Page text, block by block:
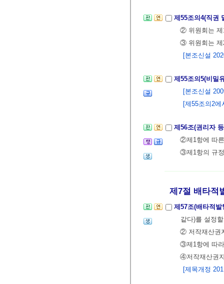
제55조의4(직권
② 위원회는 제
③ 위원회는 제
[본조신설
제55조의5(비밀
[본조신설
[제55조의2
제56조(권리자
②제1항에 따
③제1항의 규
제7절 배타적
제57조(배타적
같다)를 설정
② 저작재산권
③제1항에 따라
④저작재산권
[제목개정